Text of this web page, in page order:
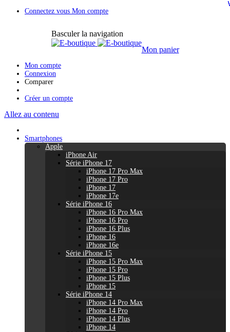
Connectez vous Mon compte
Basculer la navigation
Mon panier
Mon compte
Connexion
Comparer
Créer un compte
Allez au contenu
Smartphones
Apple
iPhone Air
Série iPhone 17
iPhone 17 Pro Max
iPhone 17 Pro
iPhone 17
iPhone 17e
Série iPhone 16
iPhone 16 Pro Max
iPhone 16 Pro
iPhone 16 Plus
iPhone 16
iPhone 16e
Série iPhone 15
iPhone 15 Pro Max
iPhone 15 Pro
iPhone 15 Plus
iPhone 15
Série iPhone 14
iPhone 14 Pro Max
iPhone 14 Pro
iPhone 14 Plus
iPhone 14